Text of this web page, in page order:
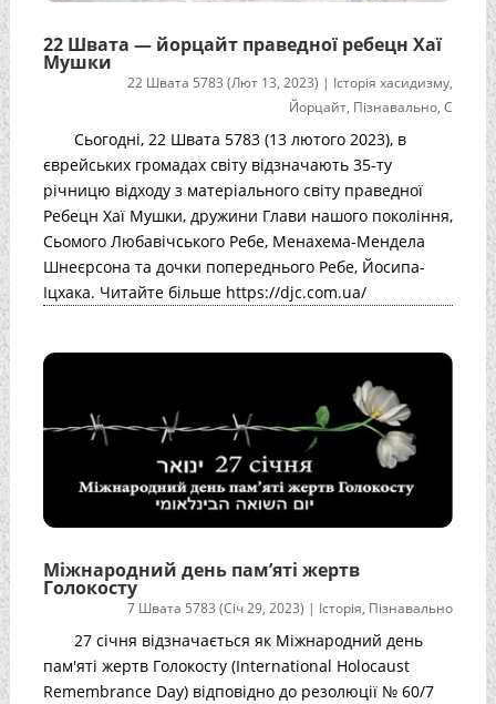
22 Швата — йорцайт праведної ребецн Хаї
Мушки
22 Швата 5783 (Лют 13, 2023) | Історія хасидизму,
Йорцайт, Пізнавально,С
Сьогодні, 22 Швата 5783 (13 лютого 2023), в
єврейських громадах світу відзначають 35-ту
річницю відходу з матеріального світу праведної
Ребецн Хаї Мушки, дружини Глави нашого покоління,
Сьомого Любавічського Ребе, Менахема-Мендела
Шнеєрсона та дочки попереднього Ребе, Йосипа-
Іцхака. Читайте більше https://djc.com.ua/
Міжнародний день пам’яті жертв
Голокосту
7 Швата 5783 (Січ 29, 2023) | Історія, Пізнавально
27 січня відзначається як Міжнародний день
пам'яті жертв Голокосту (International Holocaust
Remembrance Day) відповідно до резолюції № 60/7